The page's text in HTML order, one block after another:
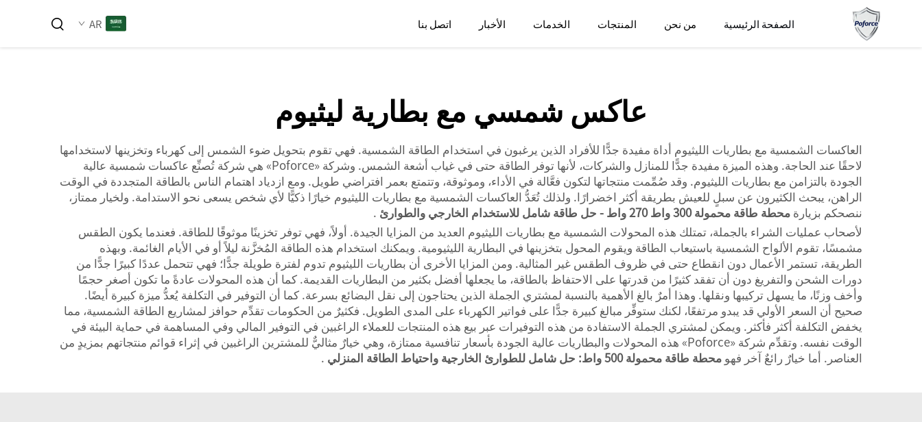
الصفحة الرئيسية من نحن المنتجات الخدمات الأخبار اتصل بنا AR
عاكس شمسي مع بطارية ليثيوم
العاكسات الشمسية مع بطاريات الليثيوم أداة مفيدة جدًّا للأفراد الذين يرغبون في استخدام الطاقة الشمسية. فهي تقوم بتحويل ضوء الشمس إلى كهرباء وتخزينها لاستخدامها
لاحقًا عند الحاجة. وهذه الميزة مفيدة جدًّا للمنازل والشركات، لأنها توفر الطاقة حتى في غياب أشعة الشمس. وشركة «Poforce» هي شركة تُصنِّع عاكسات شمسية عالية
الجودة بالتزامن مع بطاريات الليثيوم. وقد صُمِّمت منتجاتها لتكون فعَّالة في الأداء، وموثوقة، وتتمتع بعمر افتراضي طويل. ومع ازدياد اهتمام الناس بالطاقة المتجددة في الوقت
الراهن، يبحث الكثيرون عن سبلٍ للعيش بطريقة أكثر اخضرارًا. ولذلك تُعَدُّ العاكسات الشمسية مع بطاريات الليثيوم خيارًا ذكيًّا لأي شخص يسعى نحو الاستدامة. ولخيار ممتاز،
ننصحكم بزيارة محطة طاقة محمولة 300 واط 270 واط - حل طاقة شامل للاستخدام الخارجي والطوارئ
.
لأصحاب عمليات الشراء بالجملة، تمتلك هذه المحولات الشمسية مع بطاريات الليثيوم العديد من المزايا الجيدة. أولاً، فهي توفر تخزينًا موثوقًا للطاقة. فعندما يكون الطقس
مشمسًا، تقوم الألواح الشمسية باستيعاب الطاقة ويقوم المحول بتخزينها في البطارية الليثيومية. ويمكنك استخدام هذه الطاقة المُخزَّنة ليلاً أو في الأيام الغائمة. وبهذه
الطريقة، تستمر الأعمال دون انقطاع حتى في ظروف الطقس غير المثالية. ومن المزايا الأخرى أن بطاريات الليثيوم تدوم لفترة طويلة جدًّا؛ فهي تتحمل عددًا كبيرًا جدًّا من
دورات الشحن والتفريغ دون أن تفقد كثيرًا من قدرتها على الاحتفاظ بالطاقة، ما يجعلها أفضل بكثير من البطاريات القديمة. كما أن هذه المحولات عادةً ما تكون أصغر حجمًا
وأخف وزنًا، ما يسهل تركيبها ونقلها. وهذا أمرٌ بالغ الأهمية بالنسبة لمشتري الجملة الذين يحتاجون إلى نقل البضائع بسرعة. كما أن التوفير في التكلفة يُعدُّ ميزة كبيرة أيضًا.
صحيح أن السعر الأولي قد يبدو مرتفعًا، لكنك ستوفِّر مبالغ كبيرة جدًّا على فواتير الكهرباء على المدى الطويل. فكثيرٌ من الحكومات تقدِّم حوافز لمشاريع الطاقة الشمسية، مما
يخفض التكلفة أكثر فأكثر. ويمكن لمشتري الجملة الاستفادة من هذه التوفيرات عبر بيع هذه المنتجات للعملاء الراغبين في التوفير المالي وفي المساهمة في حماية البيئة في
الوقت نفسه. وتقدِّم شركة «Poforce» هذه المحولات والبطاريات عالية الجودة بأسعار تنافسية ممتازة، وهي خيارٌ مثاليٌّ للمشترين الراغبين في إثراء قوائم منتجاتهم بمزيدٍ من
العناصر. أما خيارٌ رائعٌ آخر فهو محطة طاقة محمولة 500 واط: حل شامل للطوارئ الخارجية واحتياط الطاقة المنزلي .